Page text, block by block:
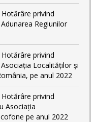
privind
Regiunilor
privind
Localităților și
pe anul 2022
privind
Asociația
pe anul 2022